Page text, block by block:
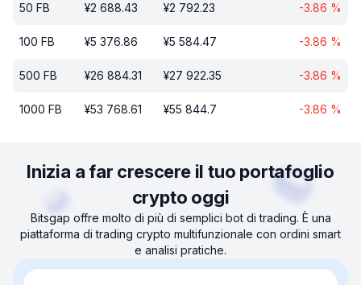
50 FB ¥2 688.43 ¥2 792.23 -3.86 %
100 FB ¥5 376.86 ¥5 584.47 -3.86 %
500 FB ¥26 884.31 ¥27 922.35 -3.86 %
1000 FB ¥53 768.61 ¥55 844.7 -3.86 %
Inizia a far crescere il tuo portafoglio
crypto oggi
Bitsgap offre molto di più di semplici bot di trading. È una
piattaforma di trading crypto multifunzionale con ordini smart
e analisi pratiche.